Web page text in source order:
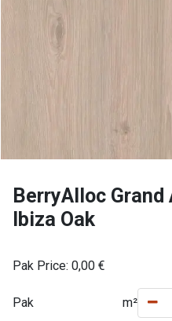
BerryAlloc
Ibiza Oak
Pak Price: 0,00 €
Pak m²